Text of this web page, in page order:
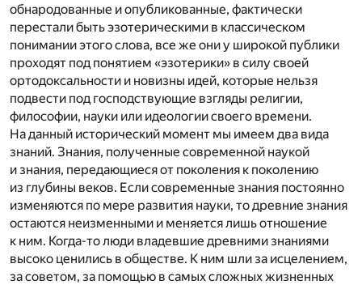
обнародованные и опубликованные, фактически
перестали быть эзотерическими в классическом
понимании этого слова, все же они у широкой публики
проходят под понятием «эзотерики» в силу своей
ортодоксальности и новизны идей, которые нельзя
подвести под господствующие взгляды религии,
философии, науки или идеологии своего времени.
На данный исторический момент мы имеем два вида
знаний. Знания, полученные современной наукой
и знания, передающиеся от поколения к поколению
из глубины веков. Если современные знания постоянно
изменяются по мере развития науки, то древние знания
остаются неизменными и меняется лишь отношение
к ним. Когда-то люди владевшие древними знаниями
высоко ценились в обществе. К ним шли за исцелением,
за советом, за помощью в самых сложных жизненных